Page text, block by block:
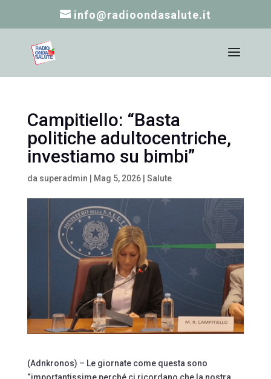
info@radioondasalute.it
Campitiello: “Basta
politiche adultocentriche,
investiamo su bimbi”
da superadmin Mag 5, 2026| Salute
(Adnkronos) – Le giornate come questa sono